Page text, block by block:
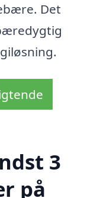
Det
3
på